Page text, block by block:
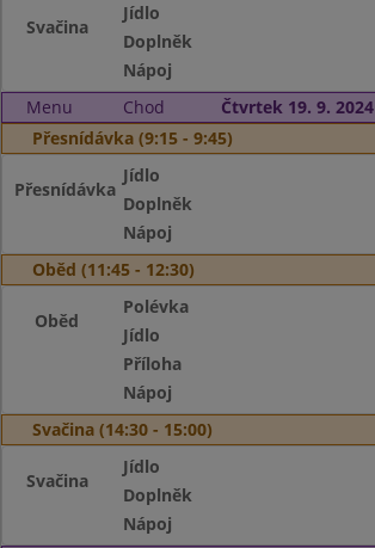
Svačina
Jídlo
Doplněk
Nápoj
Menu
Chod
Čtvrtek 19. 9. 2024
Přesnídávka (9:15 - 9:45)
Přesnídávka
Jídlo
Doplněk
Nápoj
Oběd (11:45 - 12:30)
Oběd
Polévka
Jídlo
Příloha
Nápoj
Svačina (14:30 - 15:00)
Svačina
Jídlo
Doplněk
Nápoj